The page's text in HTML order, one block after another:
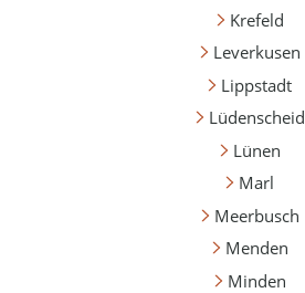
Krefeld
Leverkusen
Lippstadt
Lüdenscheid
Lünen
Marl
Meerbusch
Menden
Minden